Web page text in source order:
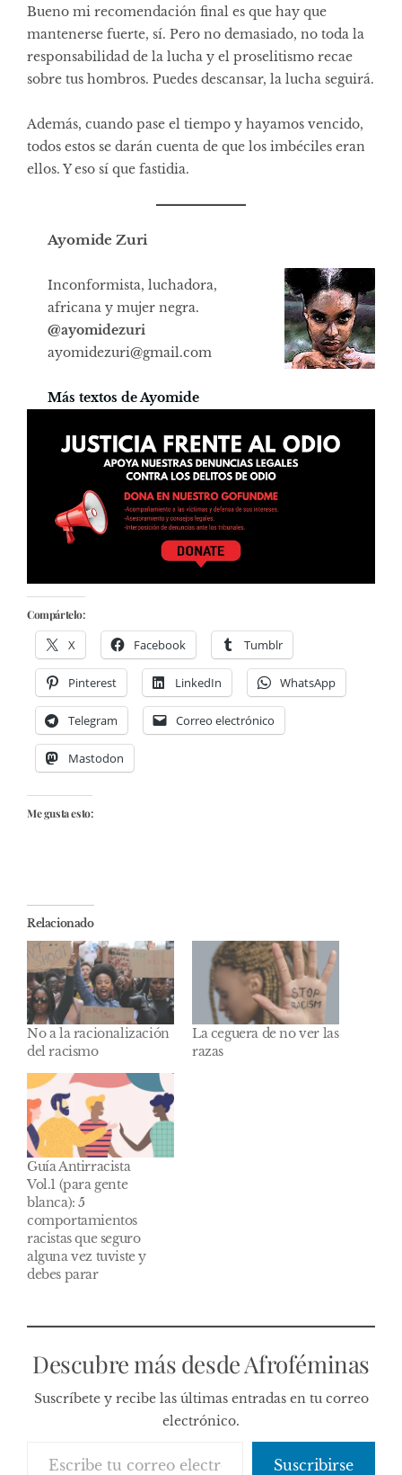
Bueno mi recomendación final es que hay que
mantenerse fuerte, sí. Pero no demasiado, no toda la
responsabilidad de la lucha y el proselitismo recae
sobre tus hombros. Puedes descansar, la lucha seguirá.
Además, cuando pase el tiempo y hayamos vencido,
todos estos se darán cuenta de que los imbéciles eran
ellos. Y eso sí que fastidia.
Ayomide Zuri
Inconformista, luchadora,
africana y mujer negra.
@ayomidezuri
ayomidezuri@gmail.com
Más textos de Ayomide
Compártelo:
X Facebook Tumblr
Pinterest LinkedIn WhatsApp
Telegram Correo electrónico
Mastodon
Me gusta esto:
Relacionado
No a la racionalización
del racismo
La ceguera de no ver las
razas
Guía Antirracista
Vol.1 (para gente
blanca): 5
comportamientos
racistas que seguro
alguna vez tuviste y
debes parar
Descubre más desde Afroféminas
Suscríbete y recibe las últimas entradas en tu correo
electrónico.
Suscribirse